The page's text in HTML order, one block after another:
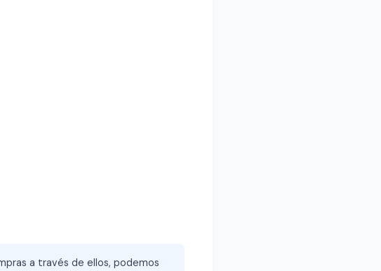
a través de ellos, podemos